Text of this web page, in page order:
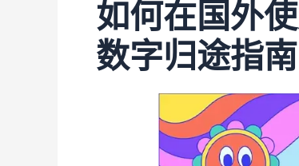
如何在国外
数字归途指南